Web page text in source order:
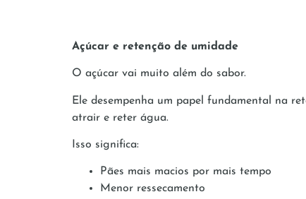
Açúcar e retenção de umidade
O açúcar vai muito além do sabor.
Ele desempenha um papel fundamental na
atrair e reter água.
Isso significa:
Pães mais macios por mais tempo
Menor ressecamento